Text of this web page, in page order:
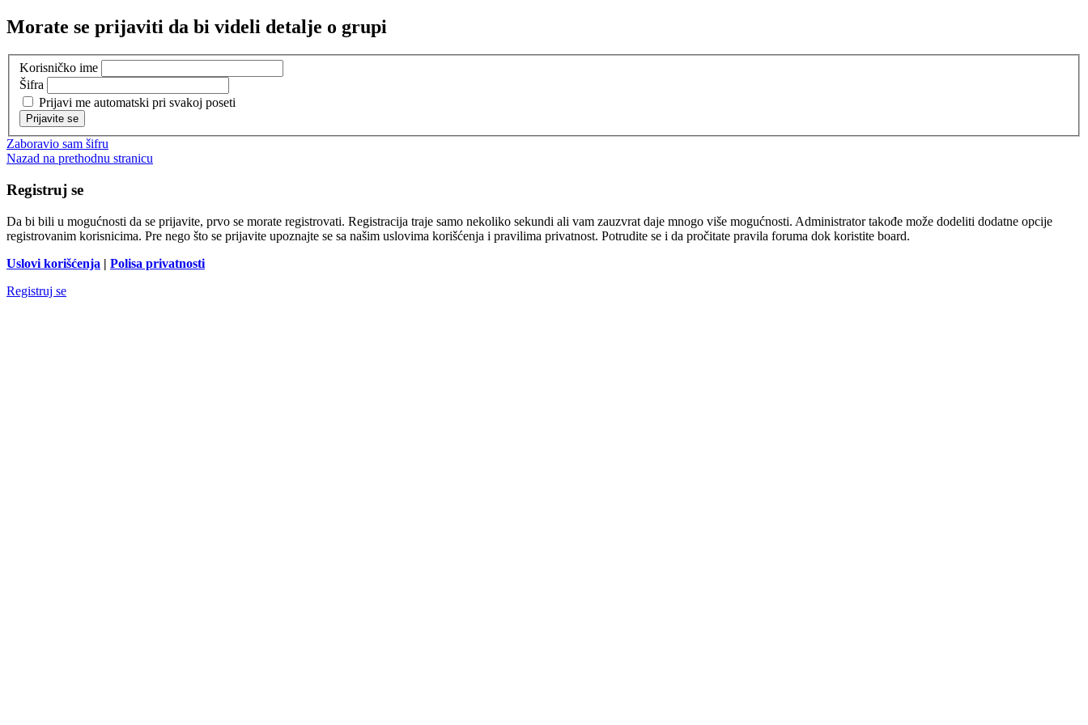
Morate se prijaviti da bi videli detalje o grupi
Korisničko ime
Šifra
Prijavi me automatski pri svakoj poseti
Zaboravio sam šifru
Nazad na prethodnu stranicu
Registruj se
Da bi bili u mogućnosti da se prijavite, prvo se morate registrovati. Registracija traje samo nekoliko sekundi ali vam zauzvrat daje mnogo više mogućnosti. Administrator takođe može dodeliti dodatne opcije
registrovanim korisnicima. Pre nego što se prijavite upoznajte se sa našim uslovima korišćenja i pravilima privatnost. Potrudite se i da pročitate pravila foruma dok koristite board.
Uslovi korišćenja | Polisa privatnosti
Registruj se